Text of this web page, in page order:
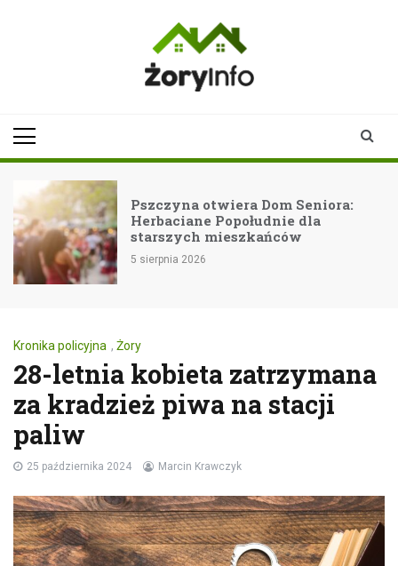
Pszczyna otwiera Dom Seniora:
Herbaciane Popołudnie dla
starszych mieszkańców
5 sierpnia 2026
Kronika policyjna , Żory
28-letnia kobieta zatrzymana
za kradzież piwa na stacji
paliw
25 października 2024 Marcin Krawczyk